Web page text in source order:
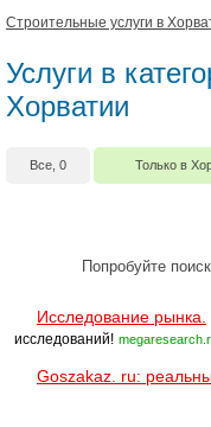
Строительные услуги в
Услуги в
Хорватии
Все, 0 Только в
Попробуйте
Исследование рынка.
исследований!
Goszakaz. ru: